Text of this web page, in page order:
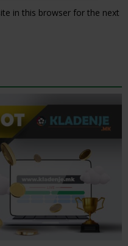
in this browser for the next